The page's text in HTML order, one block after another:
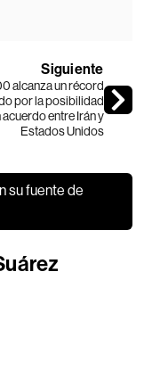
Siguiente
alcanza un récord
por la posibilidad
acuerdo entre Irán y
Estados Unidos
su fuente de